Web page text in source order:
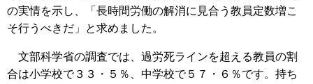
の実情を示し、「長時間労働の解消に見合う教員定数増こ
そ行うべきだ」と求めました。
文部科学省の調査では、過労死ラインを超える教員の割
合は小学校で３３・５％、中学校で５７・６％です。持ち